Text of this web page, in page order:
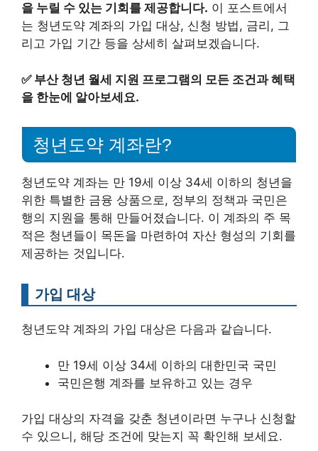
을 누릴 수 있는 기회를 제공합니다. 이 포스트에서
는 청년도약 계좌의 가입 대상, 신청 방법, 금리, 그
리고 가입 기간 등을 상세히 살펴보겠습니다.
✅ 부산 청년 월세 지원 프로그램의 모든 조건과 혜택
을 한눈에 알아보세요.
청년도약 계좌란?
청년도약 계좌는 만 19세 이상 34세 이하의 청년을
위한 특별한 금융 상품으로, 정부의 정책과 국민은
행의 지원을 통해 만들어졌습니다. 이 계좌의 주 목
적은 청년들이 목돈을 마련하여 자산 형성의 기회를
제공하는 것입니다.
가입 대상
청년도약 계좌의 가입 대상은 다음과 같습니다.
만 19세 이상 34세 이하의 대한민국 국민
국민은행 계좌를 보유하고 있는 경우
가입 대상의 자격을 갖춘 청년이라면 누구나 신청할
수 있으니, 해당 조건에 맞는지 꼭 확인해 보세요.